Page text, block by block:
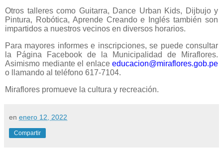
Otros talleres como Guitarra, Dance Urban Kids, Dijbujo y
Pintura, Robótica, Aprende Creando e Inglés también son
impartidos a nuestros vecinos en diversos horarios.
Para mayores informes e inscripciones, se puede consultar
la Página Facebook de la Municipalidad de Miraflores.
Asimismo mediante el enlace educacion@miraflores.gob.pe
o llamando al teléfono 617-7104.
Miraflores promueve la cultura y recreación.
en enero 12, 2022
Compartir